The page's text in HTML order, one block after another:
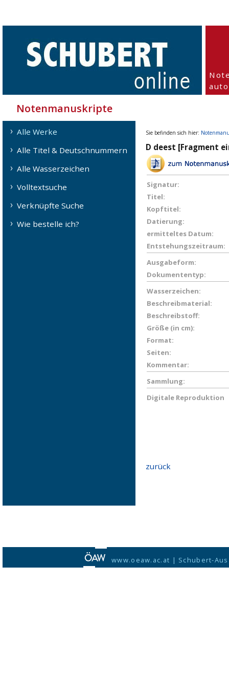
Notenmanuskripte
Alle Werke
Alle Titel & Deutschnummern
Alle Wasserzeichen
Volltextsuche
Verknüpfte Suche
Wie bestelle ich?
Sie befinden sich hier:
D deest [Fragment
Signatur:
Titel:
Kopftitel:
Datierung:
ermitteltes Datum:
Entstehungszeitraum:
Ausgabeform:
Dokumententyp:
Wasserzeichen:
Beschreibmaterial:
Beschreibstoff:
Größe (in cm):
Format:
Seiten:
Kommentar:
Sammlung:
Digitale Reproduktion
zurück
www.oeaw.ac.at | Schubert-